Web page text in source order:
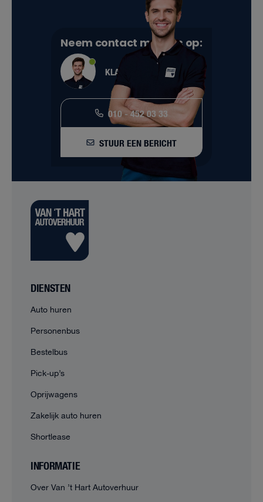
Neem contact met ons op:
KLANTENSERVICE
010 - 452 03 33
STUUR EEN BERICHT
DIENSTEN
Auto huren
Personenbus
Bestelbus
Pick-up’s
Oprijwagens
Zakelijk auto huren
Shortlease
INFORMATIE
Over Van ’t Hart Autoverhuur